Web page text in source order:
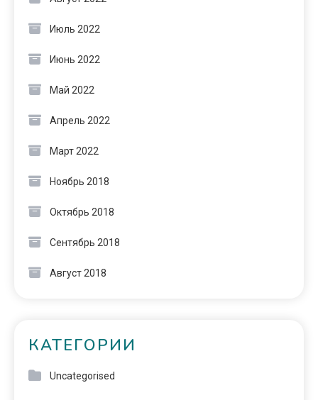
Июль 2022
Июнь 2022
Май 2022
Апрель 2022
Март 2022
Ноябрь 2018
Октябрь 2018
Сентябрь 2018
Август 2018
КАТЕГОРИИ
Uncategorised